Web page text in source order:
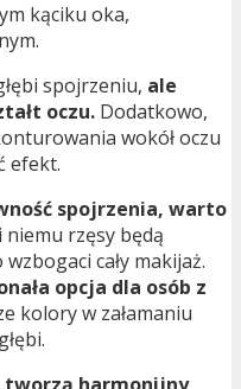
kąciku oka,
spojrzeniu, ale
oczu. Dodatkowo,
wokół oczu
efekt.
spojrzenia, warto
niemu rzęsy będą
wzbogaci cały makijaż.
opcja dla osób z
kolory w załamaniu